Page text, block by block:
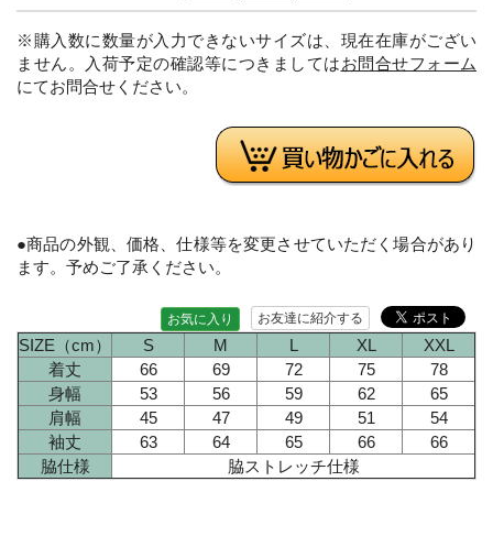
※購入数に数量が入力できないサイズは、現在在庫がござい
ません。入荷予定の確認等につきましてはお問合せフォーム
にてお問合せください。
●商品の外観、価格、仕様等を変更させていただく場合があり
ます。予めご了承ください。
お友達に紹介する
お気に入り
SIZE（cm） S M L XL
XXL
着丈
66 69 72 75
78
身幅
53 56 59 62
65
肩幅
45 47 49 51
54
袖丈
63 64 65 66
66
脇仕様
脇ストレッチ仕様